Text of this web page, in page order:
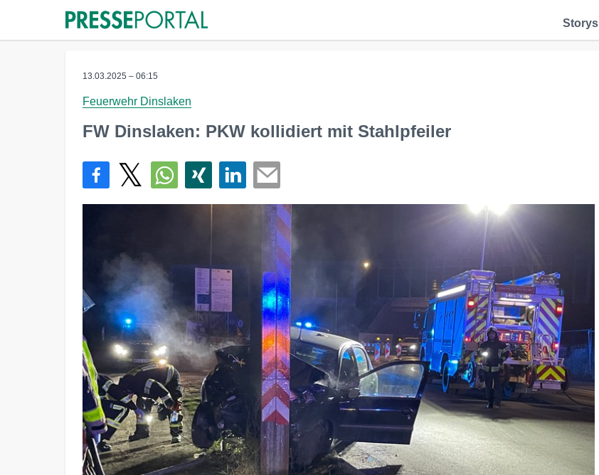
Storys
13.03.2025 – 06:15
Feuerwehr Dinslaken
FW Dinslaken: PKW kollidiert mit Stahlpfeiler